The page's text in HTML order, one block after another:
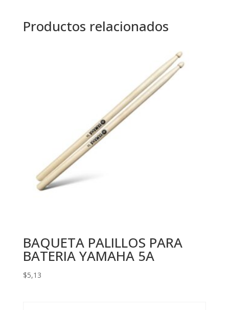
Productos relacionados
BAQUETA PALILLOS PARA
BATERIA YAMAHA 5A
$5,13